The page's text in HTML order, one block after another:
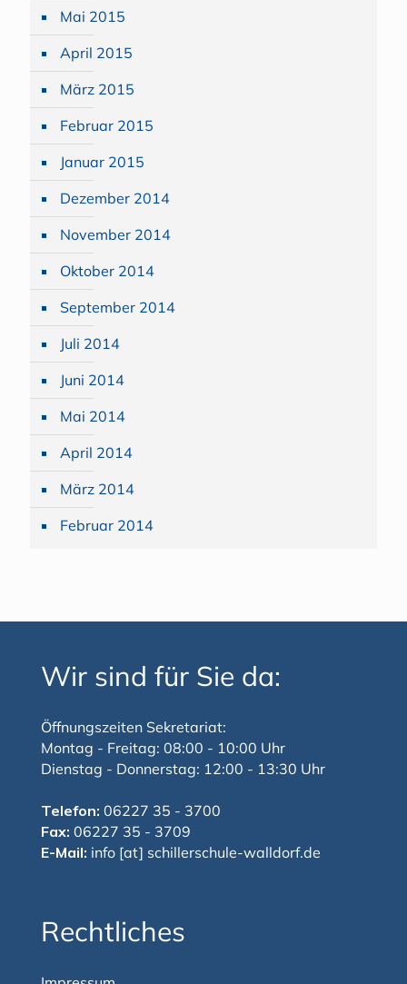
Mai 2015
April 2015
März 2015
Februar 2015
Januar 2015
Dezember 2014
November 2014
Oktober 2014
September 2014
Juli 2014
Juni 2014
Mai 2014
April 2014
März 2014
Februar 2014
Wir sind für Sie da:
Öffnungszeiten Sekretariat:
Montag - Freitag: 08:00 - 10:00 Uhr
Dienstag - Donnerstag: 12:00 - 13:30 Uhr
Telefon: 06227 35 - 3700
Fax: 06227 35 - 3709
E-Mail: info [at] schillerschule-walldorf.de
Rechtliches